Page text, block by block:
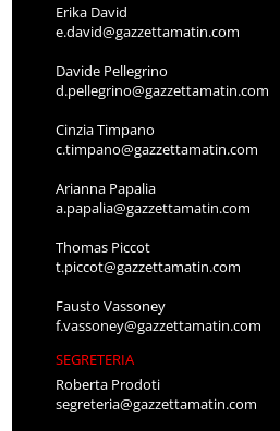
Erika David
e.david@gazzettamatin.com
Davide Pellegrino
d.pellegrino@gazzettamatin.com
Cinzia Timpano
c.timpano@gazzettamatin.com
Arianna Papalia
a.papalia@gazzettamatin.com
Thomas Piccot
t.piccot@gazzettamatin.com
Fausto Vassoney
f.vassoney@gazzettamatin.com
SEGRETERIA
Roberta Prodoti
segreteria@gazzettamatin.com